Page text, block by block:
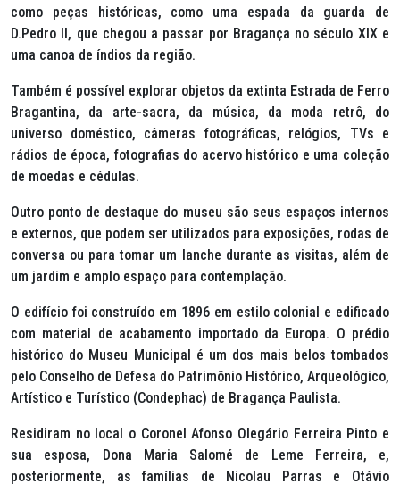
como peças históricas, como uma espada da guarda de
D.Pedro II, que chegou a passar por Bragança no século XIX e
uma canoa de índios da região.
Também é possível explorar objetos da extinta Estrada de Ferro
Bragantina, da arte-sacra, da música, da moda retrô, do
universo doméstico, câmeras fotográficas, relógios, TVs e
rádios de época, fotografias do acervo histórico e uma coleção
de moedas e cédulas.
Outro ponto de destaque do museu são seus espaços internos
e externos, que podem ser utilizados para exposições, rodas de
conversa ou para tomar um lanche durante as visitas, além de
um jardim e amplo espaço para contemplação.
O edifício foi construído em 1896 em estilo colonial e edificado
com material de acabamento importado da Europa. O prédio
histórico do Museu Municipal é um dos mais belos tombados
pelo Conselho de Defesa do Patrimônio Histórico, Arqueológico,
Artístico e Turístico (Condephac) de Bragança Paulista.
Residiram no local o Coronel Afonso Olegário Ferreira Pinto e
sua esposa, Dona Maria Salomé de Leme Ferreira, e,
posteriormente, as famílias de Nicolau Parras e Otávio